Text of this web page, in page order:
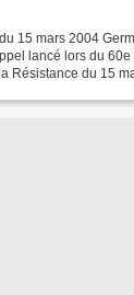
15 mars 2004
lancé lors du
Résistance du 15